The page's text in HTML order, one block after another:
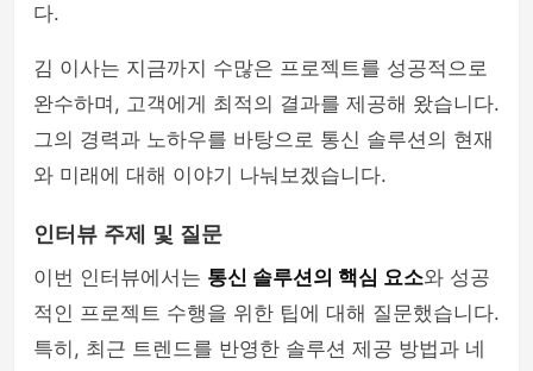
다.
김 이사는 지금까지 수많은 프로젝트를 성공적으로
완수하며, 고객에게 최적의 결과를 제공해 왔습니다.
그의 경력과 노하우를 바탕으로 통신 솔루션의 현재
와 미래에 대해 이야기 나눠보겠습니다.
인터뷰 주제 및 질문
이번 인터뷰에서는 통신 솔루션의 핵심 요소와 성공
적인 프로젝트 수행을 위한 팁에 대해 질문했습니다.
특히, 최근 트렌드를 반영한 솔루션 제공 방법과 네